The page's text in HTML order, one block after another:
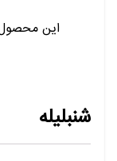
این محصول
شنبلیله